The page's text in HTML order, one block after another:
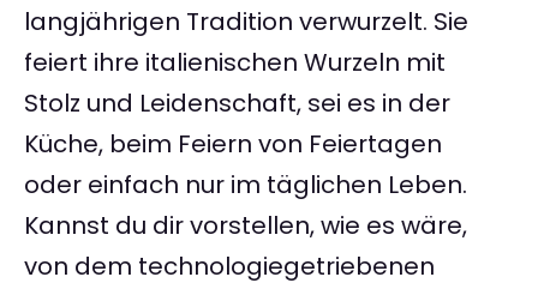
langjährigen Tradition verwurzelt. Sie
feiert ihre italienischen Wurzeln mit
Stolz und Leidenschaft, sei es in der
Küche, beim Feiern von Feiertagen
oder einfach nur im täglichen Leben.
Kannst du dir vorstellen, wie es wäre,
von dem technologiegetriebenen